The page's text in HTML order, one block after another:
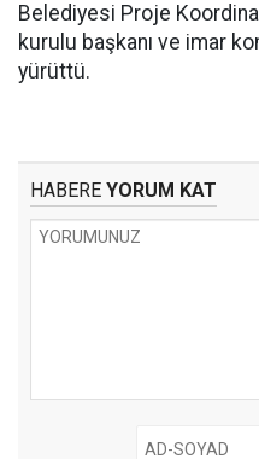
Belediyesi Proje
kurulu başkanı ve imar
yürüttü.
HABERE YORUM KAT